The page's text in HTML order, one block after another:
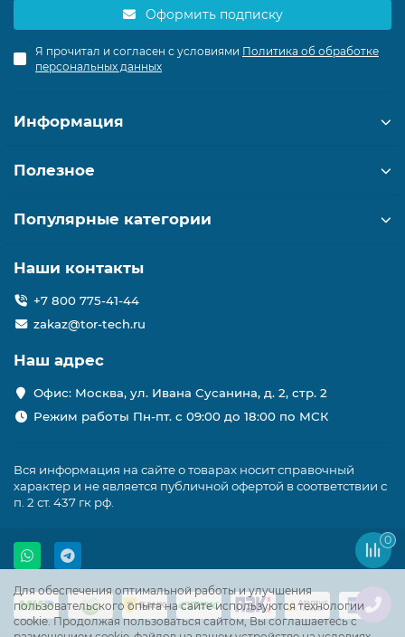
Для обеспечения оптимальной работы и улучшения
пользовательского опыта на сайте используются технологии
cookie. Продолжая пользоваться сайтом, Вы соглашаетесь с
Оформить подписку
Я прочитал и согласен с условиями Политика об обработке
персональных данных
Информация
Полезное
Популярные категории
Наши контакты
+7 800 775-41-44
zakaz@tor-tech.ru
Наш адрес
Офис: Москва, ул. Ивана Сусанина, д. 2, стр. 2
Режим работы Пн-пт. с 09:00 до 18:00 по МСК
Вся информация на сайте о товарах носит справочный
характер и не является публичной офертой в соответствии с
п. 2 ст. 437 гк рф.
0